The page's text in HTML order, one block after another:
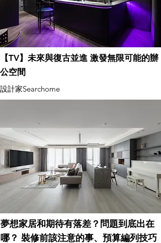
設計家Searchome
【TV】未來與復古並進 激發無限可能的辦
公空間
夢想家居和期待有落差？問題到底出在
哪？ 裝修前該注意的事、預算編列技巧